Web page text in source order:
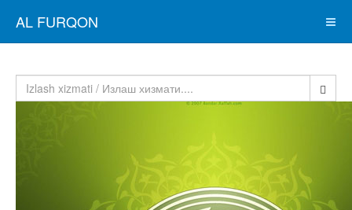
AL FURQON